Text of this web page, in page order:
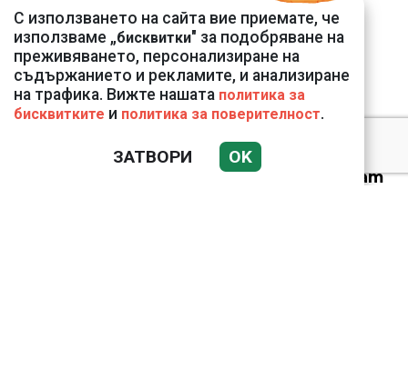
Подводни кадри от
Корфу разкриха
тревожна картина
Веригите пробутват
С използването на сайта вие приемате, че
използваме „бисквитки" за подобряване на
преживяването, персонализиране на
съдържанието и рекламите, и анализиране
на трафика. Вижте нашата политика за
бисквитките и политика за поверителност.
ЗАТВОРИ OK